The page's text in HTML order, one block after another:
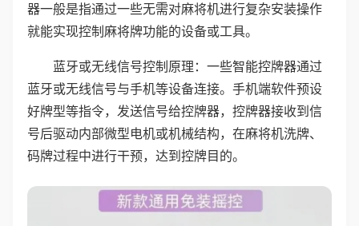
器一般是指通过一些无需对麻将机进行复杂安装操作
就能实现控制麻将牌功能的设备或工具。
蓝牙或无线信号控制原理：一些智能控牌器通过
蓝牙或无线信号与手机等设备连接。手机端软件预设
好牌型等指令，发送信号给控牌器，控牌器接收到信
号后驱动内部微型电机或机械结构，在麻将机洗牌、
码牌过程中进行干预，达到控牌目的。